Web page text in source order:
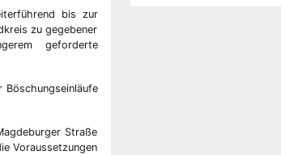
bis zur
zu gegebener
geforderte
Straße
Voraussetzungen